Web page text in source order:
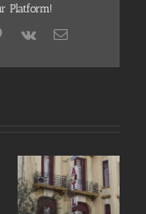
Platform!
Pinterest
Vk Email